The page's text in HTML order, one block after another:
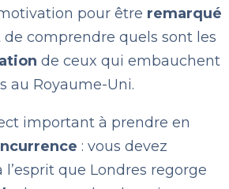
pour être remarqué
comprendre quels sont les
de ceux qui embauchent
au Royaume-Uni.
important à prendre en
: vous devez
que Londres regorge